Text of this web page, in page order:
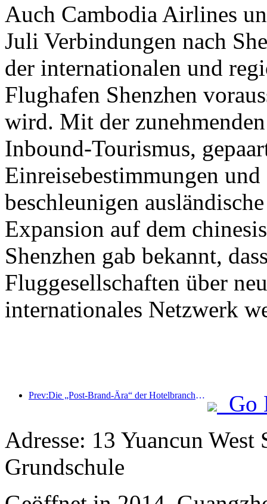
Auch Cambodia Airlines
Juli Verbindungen nach
der internationalen und
Flughafen Shenzhen
wird. Mit der
Inbound-Tourismus,
Einreisebestimmungen
beschleunigen
Expansion auf dem
Shenzhen gab bekannt,
Fluggesellschaften über
internationales Netzwerk
Prev:Die „Post-Brand-Ära“ der Hotelbranche: Von der Größenausweitung zur Effizienzsteigerung
Go
Adresse: 13 Yuancun West
Grundschule